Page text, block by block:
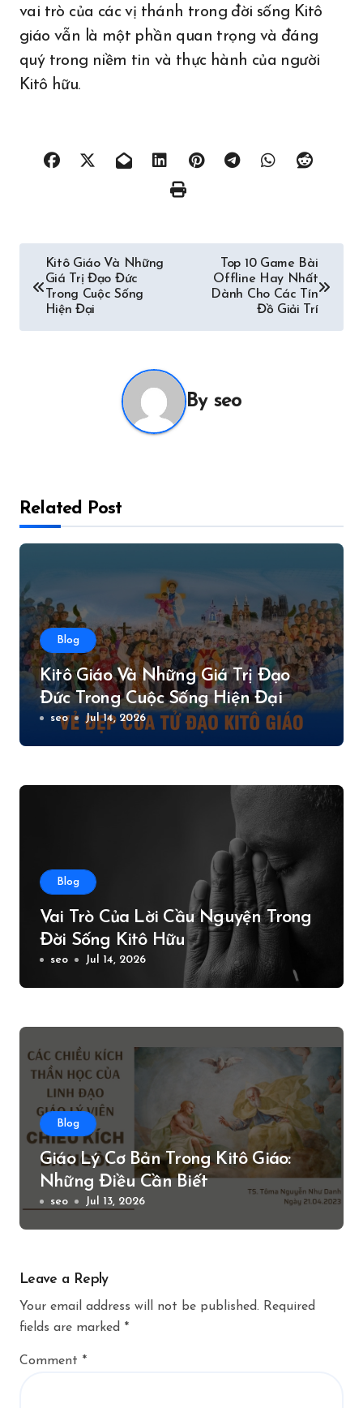
vai trò của các vị thánh trong đời sống Kitô
giáo vẫn là một phần quan trọng và đáng
quý trong niềm tin và thực hành của người
Kitô hữu.
Post
navigation
Kitô Giáo Và Những
Giá Trị Đạo Đức
Trong Cuộc Sống
Hiện Đại
Top 10 Game Bài
Offline Hay Nhất
Dành Cho Các Tín
Đồ Giải Trí
By seo
Related Post
Blog
Kitô Giáo Và Những Giá Trị Đạo
Đức Trong Cuộc Sống Hiện Đại
seo Jul 14, 2026
Blog
Vai Trò Của Lời Cầu Nguyện Trong
Đời Sống Kitô Hữu
seo Jul 14, 2026
Blog
Giáo Lý Cơ Bản Trong Kitô Giáo:
Những Điều Cần Biết
seo Jul 13, 2026
Leave a Reply
Your email address will not be published. Required
fields are marked *
Comment *